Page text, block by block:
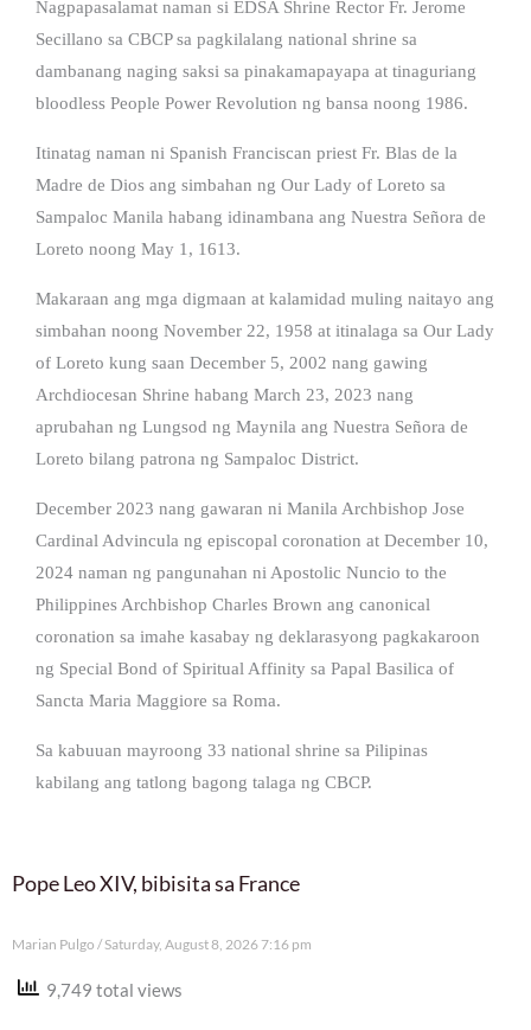
Nagpapasalamat naman si EDSA Shrine Rector Fr. Jerome
Secillano sa CBCP sa pagkilalang national shrine sa
dambanang naging saksi sa pinakamapayapa at tinaguriang
bloodless People Power Revolution ng bansa noong 1986.
Itinatag naman ni Spanish Franciscan priest Fr. Blas de la
Madre de Dios ang simbahan ng Our Lady of Loreto sa
Sampaloc Manila habang idinambana ang Nuestra Señora de
Loreto noong May 1, 1613.
Makaraan ang mga digmaan at kalamidad muling naitayo ang
simbahan noong November 22, 1958 at itinalaga sa Our Lady
of Loreto kung saan December 5, 2002 nang gawing
Archdiocesan Shrine habang March 23, 2023 nang
aprubahan ng Lungsod ng Maynila ang Nuestra Señora de
Loreto bilang patrona ng Sampaloc District.
December 2023 nang gawaran ni Manila Archbishop Jose
Cardinal Advincula ng episcopal coronation at December 10,
2024 naman ng pangunahan ni Apostolic Nuncio to the
Philippines Archbishop Charles Brown ang canonical
coronation sa imahe kasabay ng deklarasyong pagkakaroon
ng Special Bond of Spiritual Affinity sa Papal Basilica of
Sancta Maria Maggiore sa Roma.
Sa kabuuan mayroong 33 national shrine sa Pilipinas
kabilang ang tatlong bagong talaga ng CBCP.
Pope Leo XIV, bibisita sa France
Marian Pulgo Saturday, August 8, 2026 7:16 pm
9,749 total views